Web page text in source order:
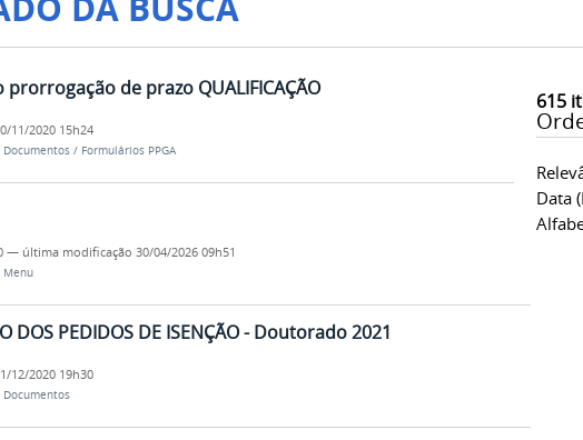
615
Data
de prazo QUALIFICAÇÃO
11/2020 15h24
Documentos / Formulários PPGA
— última modificação 30/04/2026 09h51
Menu
DOS PEDIDOS DE ISENÇÃO - Doutorado 2021
12/2020 19h30
Documentos